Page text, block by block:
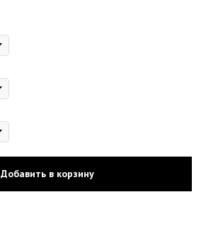
Добавить в корзину